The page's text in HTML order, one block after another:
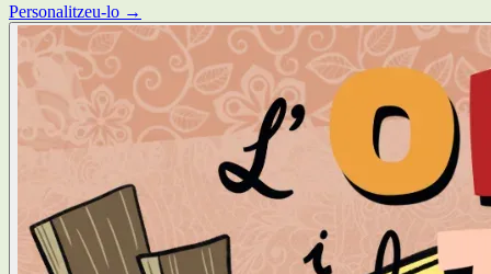
Personalitzeu-lo →